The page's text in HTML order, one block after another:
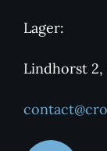
Lager:
Lindhorst 2,